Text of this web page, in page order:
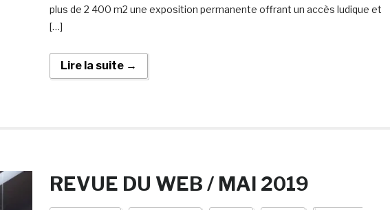
plus de 2 400 m2 une exposition permanente offrant un accès ludique et
[…]
Lire la suite →
REVUE DU WEB / MAI 2019